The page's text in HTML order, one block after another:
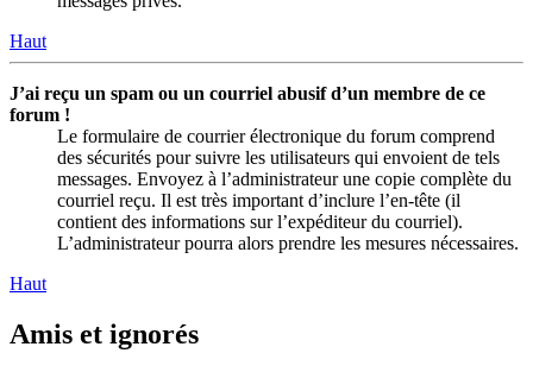
Haut
J’ai reçu un spam ou un courriel abusif d’un membre de ce
forum !
Le formulaire de courrier électronique du forum comprend
des sécurités pour suivre les utilisateurs qui envoient de tels
messages. Envoyez à l’administrateur une copie complète du
courriel reçu. Il est très important d’inclure l’en-tête (il
contient des informations sur l’expéditeur du courriel).
L’administrateur pourra alors prendre les mesures nécessaires.
Haut
Amis et ignorés